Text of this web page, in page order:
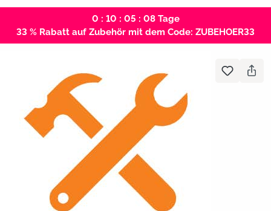
0 : 10 : 05 : 08Tage
33 % Rabatt auf Zubehör mit dem Code: ZUBEHOER33